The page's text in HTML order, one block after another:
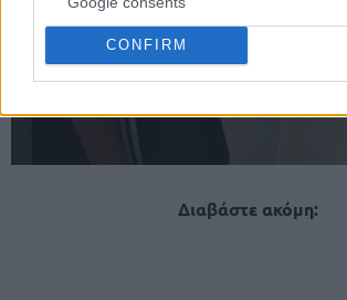
CONFIRM
Διαβάστε ακόμη: